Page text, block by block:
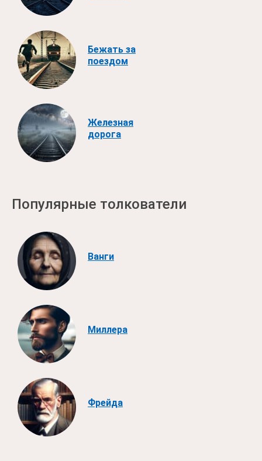
Бежать за
поездом
Железная
дорога
Популярные толкователи
Ванги
Миллера
Фрейда